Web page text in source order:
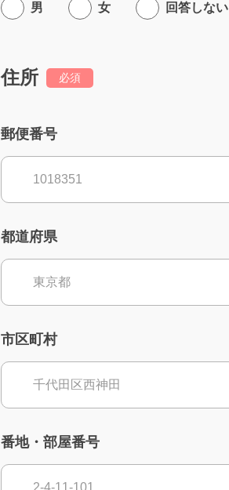
男 女 回答しない
住所 必須
郵便番号
都道府県
市区町村
番地・部屋番号